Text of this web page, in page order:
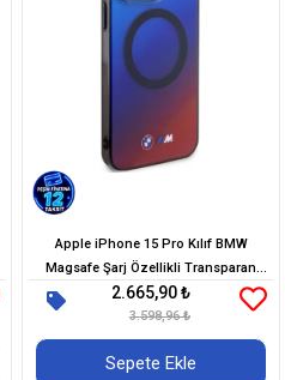
Apple iPhone 15 Pro Kılıf BMW
Magsafe Şarj Özellikli Transparan
Renk Geçişli Dizayn Orjinal Lisanslı
Kapak
2.665,90 ₺
3.598,96 ₺
Sepete Ekle